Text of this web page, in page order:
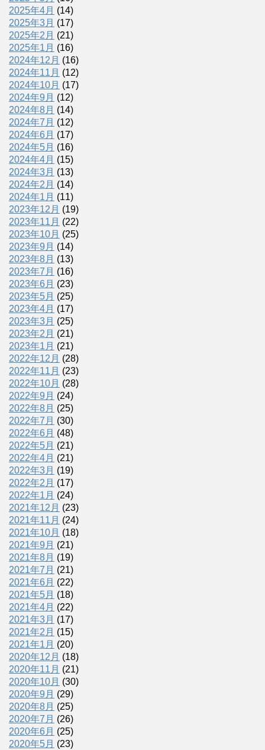
2025年4月 (14)
2025年3月 (17)
2025年2月 (21)
2025年1月 (16)
2024年12月 (16)
2024年11月 (12)
2024年10月 (17)
2024年9月 (12)
2024年8月 (14)
2024年7月 (12)
2024年6月 (17)
2024年5月 (16)
2024年4月 (15)
2024年3月 (13)
2024年2月 (14)
2024年1月 (11)
2023年12月 (19)
2023年11月 (22)
2023年10月 (25)
2023年9月 (14)
2023年8月 (13)
2023年7月 (16)
2023年6月 (23)
2023年5月 (25)
2023年4月 (17)
2023年3月 (25)
2023年2月 (21)
2023年1月 (21)
2022年12月 (28)
2022年11月 (23)
2022年10月 (28)
2022年9月 (24)
2022年8月 (25)
2022年7月 (30)
2022年6月 (48)
2022年5月 (21)
2022年4月 (21)
2022年3月 (19)
2022年2月 (17)
2022年1月 (24)
2021年12月 (23)
2021年11月 (24)
2021年10月 (18)
2021年9月 (21)
2021年8月 (19)
2021年7月 (21)
2021年6月 (22)
2021年5月 (18)
2021年4月 (22)
2021年3月 (17)
2021年2月 (15)
2021年1月 (20)
2020年12月 (18)
2020年11月 (21)
2020年10月 (30)
2020年9月 (29)
2020年8月 (25)
2020年7月 (26)
2020年6月 (25)
2020年5月 (23)